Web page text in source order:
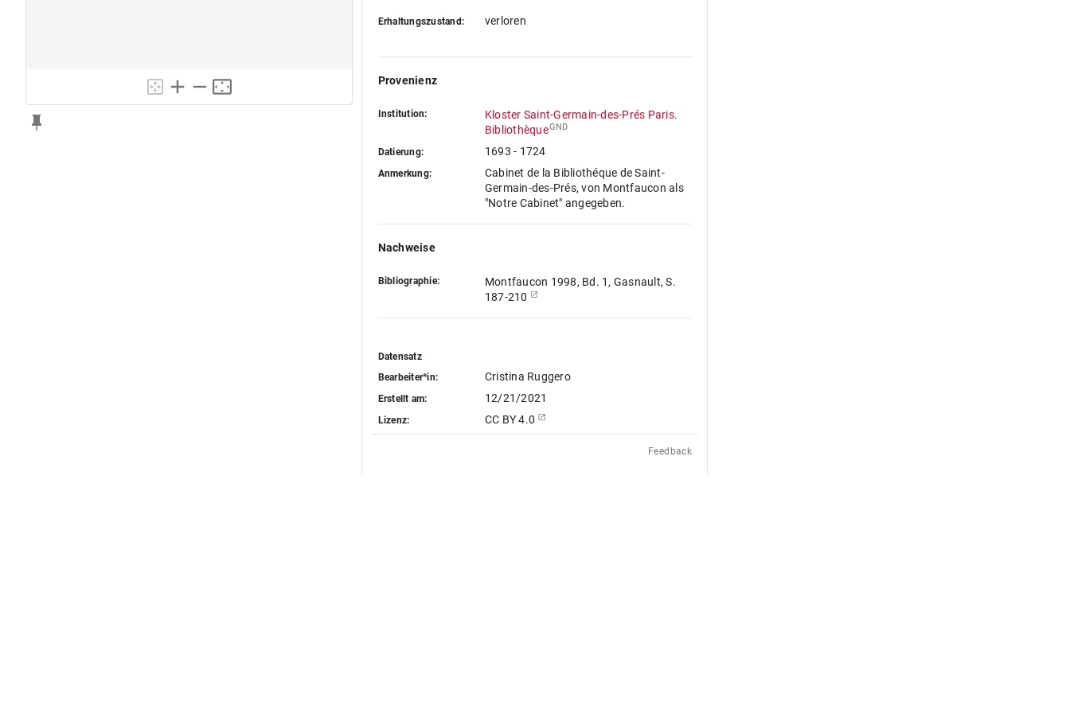
Erhaltungszustand: verloren
Provenienz
Institution:
Kloster Saint-Germain-des-Prés Paris.
BibliothèqueGND
Datierung: 1693 - 1724
Anmerkung:
Cabinet de la Bibliothéque de Saint-
Germain-des-Prés, von Montfaucon als
"Notre Cabinet" angegeben.
Nachweise
Bibliographie:
Montfaucon 1998, Bd. 1, Gasnault, S.
187-210
Datensatz
Bearbeiter*in:
Cristina Ruggero
Erstellt am: 12/21/2021
Lizenz: CC BY 4.0
Feedback